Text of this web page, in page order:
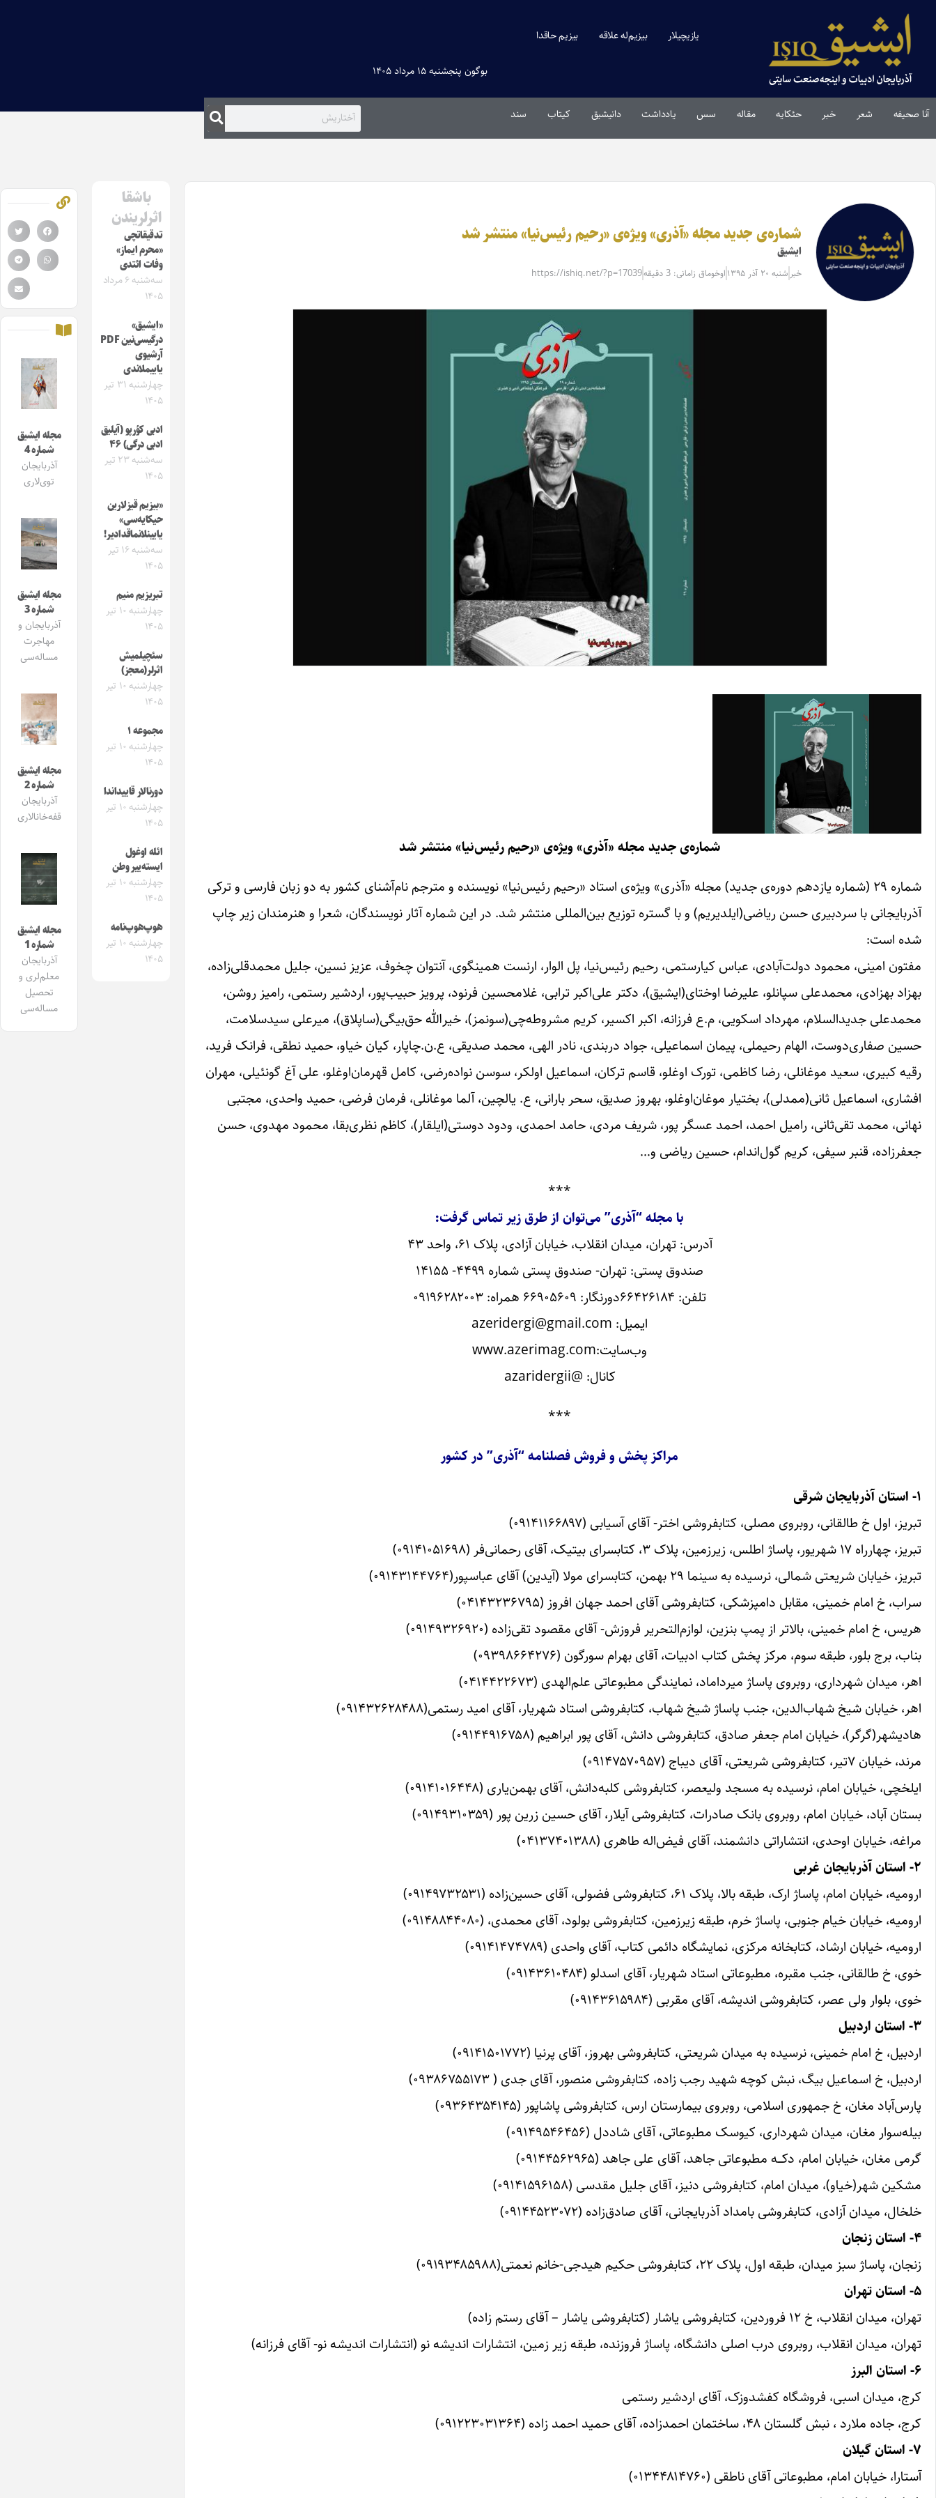
یازیچیلار بیزیم‌له علاقه بیزیم حاقدا
بوگون پنجشنبه ۱۵ مرداد ۱۴۰۵
آنا صحیفه شعر خبر حئکایه مقاله‌ سس یادداشت دانیشیق کیتاب سند
شماره‌ی جدید مجله «آذری» ویژه‌ی «رحیم رئیس‌نیا» منتشر شد
ایشیق
خبر شنبه ۲۰ آذر ۱۳۹۵ اوخوماق زامانی: 3 دقیقه https://ishiq.net/?p=17039
شماره‌ی جدید مجله «آذری» ویژه‌ی «رحیم رئیس‌نیا» منتشر شد
شماره ۲۹ (شماره یازدهم دوره‌ی جدید) مجله «آذری» ویژه‌ی استاد «رحیم رئیس‌نیا» نویسنده و مترجم نام‌آشنای کشور به دو زبان فارسی و ترکی
آذربایجانی با سردبیری حسن ریاضی(ایلدیریم) و با گستره توزیع بین‌المللی منتشر شد. در این شماره‌ آثار نویسندگان، شعرا و هنرمندان زیر چاپ
شده است:
مفتون امینی، محمود دولت‌آبادی، عباس کیارستمی، رحیم رئیس‌نیا، پل الوار، ارنست همینگوی، آنتوان چخوف، عزیز نسین، جلیل محمدقلی‌زاده،
بهزاد بهزادی، محمدعلی سپانلو، علیرضا اوختای(ایشیق)، دکتر علی‌اکبر ترابی، غلامحسین فرنود، پرویز حبیب‌پور، اردشیر رستمی، رامیز روشن،
محمدعلی جدیدالسلام، مهرداد اسکویی، م.ع فرزانه، اکبر اکسیر، کریم مشروطه‌چی(سونمز)، خیرالله حق‌بیگی(ساپلاق)، میرعلی سیدسلامت،
حسین صفاری‌دوست، الهام رحیملی، پیمان اسماعیلی، جواد دربندی، نادر الهی، محمد صدیقی، ع.ن.چاپار، کیان خیاو، حمید نطقی، فرانک فرید،
رقیه کبیری، سعید موغانلی، رضا کاظمی، تورک اوغلو، قاسم ترکان، اسماعیل اولکر، سوسن نواده‌رضی، کامل قهرمان‌اوغلو، علی آغ گونئیلی، مهران
افشاری، اسماعیل ثانی(ممدلی)، بختیار موغان‌اوغلو، بهروز صدیق، سحر بارانی، ع. یالچین، آلما موغانلی، فرمان فرضی، حمید واحدی، مجتبی
نهانی، محمد تقی‌ثانی، رامیل احمد، احمد عسگر پور، شریف مردی، حامد احمدی، ودود دوستی(ایلقار)، کاظم نظری‌بقا، محمود مهدوی، حسن
جعفرزاده، قنبر سیفی، کریم گول‌اندام، حسین ریاضی و…
***
با مجله “آذری” می‌توان از طرق زیر تماس گرفت:
آدرس: تهران، میدان انقلاب، خیابان آزادی، پلاک ۶۱، واحد ۴۳
صندوق پستی: تهران- صندوق پستی شماره ۴۴۹۹- ۱۴۱۵۵
تلفن‌: ۶۶۴۲۶۱۸۴دورنگار: ۶۶۹۰۵۶۰۹ همراه: ۰۹۱۹۶۲۸۲۰۰۳
ایمیل: azeridergi@gmail.com
وب‌سایت:www.azerimag.com
کانال: @azaridergii
***
مراکز پخش و فروش فصلنامه “آذری” در کشور
۱- استان آذربایجان شرقی
تبریز، اول خ طالقانی، روبروی مصلی، کتابفروشی اختر- آقای آسیابی (۰۹۱۴۱۱۶۶۸۹۷)
تبریز، چهارراه ۱۷ شهریور، پاساژ اطلس، زیرزمین، پلاک ۳، کتابسرای بیتیک، آقای رحمانی‌فر (۰۹۱۴۱۰۵۱۶۹۸)
تبریز، خیابان شریعتی شمالی، نرسیده به سینما ۲۹ بهمن، کتابسرای مولا (آیدین) آقای عباسپور(۰۹۱۴۳۱۴۴۷۶۴)
سراب، خ امام خمینی، مقابل دامپزشکی، کتابفروشی آقای احمد جهان افروز (۰۴۱۴۳۲۳۶۷۹۵)
هریس، خ امام خمینی، بالاتر از پمپ بنزین، لوازم‌التحریر فروزش- آقای مقصود تقی‌زاده (۰۹۱۴۹۳۲۶۹۲۰)
بناب، برج بلور، طبقه سوم، مرکز پخش کتاب ادبیات، آقای بهرام سورگون (۰۹۳۹۸۶۶۴۲۷۶)
اهر، میدان شهرداری، روبروی پاساژ میرداماد، نمایندگی مطبوعاتی علم‌الهدی (۰۴۱۴۴۲۲۶۷۳)
اهر، خیابان شیخ شهاب‌الدین، جنب پاساژ شیخ شهاب، کتابفروشی استاد شهریار، آقای امید رستمی(۰۹۱۴۳۲۶۲۸۴۸۸)
هادیشهر(گرگر)، خیابان امام جعفر صادق، کتابفروشی دانش، آقای پور ابراهیم (۰۹۱۴۴۹۱۶۷۵۸)
مرند، خیابان ۷تیر، کتابفروشی شریعتی، آقای دیباج (۰۹۱۴۷۵۷۰۹۵۷)
ایلخچی، خیابان امام، نرسیده به مسجد ولیعصر، کتابفروشی کلبه‌دانش، آقای بهمن‌یاری (۰۹۱۴۱۰۱۶۴۴۸)
بستان آباد، خیابان امام، روبروی بانک صادرات، کتابفروشی آیلار، آقای حسین زرین پور (۰۹۱۴۹۳۱۰۳۵۹)
مراغه، خیابان اوحدی، انتشاراتی دانشمند، آقای فیض‌اله طاهری (۰۴۱۳۷۴۰۱۳۸۸)
۲- استان آذربایجان غربی
ارومیه، خیابان امام، پاساژ ارک، طبقه بالا، پلاک ۶۱، کتابفروشی فضولی، آقای حسین‌زاده (۰۹۱۴۹۷۳۲۵۳۱)
ارومیه، خیابان خیام جنوبی، پاساژ خرم، طبقه زیرزمین، کتابفروشی بولود، آقای محمدی، (۰۹۱۴۸۸۴۴۰۸۰)
ارومیه، خیابان ارشاد، کتابخانه مرکزی، نمایشگاه دائمی کتاب، آقای واحدی (۰۹۱۴۱۴۷۴۷۸۹)
خوی، خ طالقانی، جنب مقبره، مطبوعاتی استاد شهریار، آقای اسدلو (۰۹۱۴۳۶۱۰۴۸۴)
خوی، بلوار ولی عصر، کتابفروشی اندیشه، آقای مقربی (۰۹۱۴۳۶۱۵۹۸۴)
۳- استان اردبیل
اردبیل، خ امام خمینی، نرسیده به میدان شریعتی، کتابفروشی بهروز، آقای پرنیا (۰۹۱۴۱۵۰۱۷۷۲)
اردبیل، خ اسماعیل بیگ، نبش کوچه شهید رجب زاده، کتابفروشی منصور، آقای جدی ( ۰۹۳۸۶۷۵۵۱۷۳)
پارس‌آباد مغان، خ جمهوری اسلامی، روبروی بیمارستان ارس، کتابفروشی پاشاپور (۰۹۳۶۴۳۵۴۱۴۵)
بیله‌سوار مغان، میدان شهرداری، کیوسک مطبوعاتی، آقای شاد‌دل (۰۹۱۴۹۵۴۶۴۵۶)
گرمی‌ مغان، خیابان امام، دکـــه مطبوعاتی جاهد، آقای علی جاهد (۰۹۱۴۴۵۶۲۹۶۵)
مشکین شهر(خیاو)، میدان امام، کتابفروشی دنیز، آقای جلیل مقدسی (۰۹۱۴۱۵۹۶۱۵۸)
خلخال، میدان آزادی، کتابفروشی بامداد آذربایجانی، آقای صادق‌زاده (۰۹۱۴۴۵۲۳۰۷۲)
۴- استان زنجان
زنجان، پاساژ سبز میدان، طبقه اول، پلاک ۲۲، کتابفروشی حکیم هیدجی-خانم نعمتی(۰۹۱۹۳۴۸۵۹۸۸)
۵- استان تهران
تهران، میدان انقلاب، خ ۱۲ فروردین، کتابفروشی یاشار (کتابفروشی یاشار – آقای رستم زاده)
تهران، میدان انقلاب، روبروی درب اصلی دانشگاه، پاساژ فروزنده، طبقه زیر زمین، انتشارات اندیشه نو (انتشارات اندیشه نو- آقای فرزانه)
۶- استان البرز
کرج، میدان اسبی، فروشگاه کفشدوزک، آقای اردشیر رستمی
کرج، جاده ملارد ، نبش گلستان ۴۸، ساختمان احمدزاده، آقای حمید احمد زاده (۰۹۱۲۲۳۰۳۱۳۶۴)
۷- استان گیلان
آستارا، خیابان امام، مطبوعاتی آقای ناطقی (۰۱۳۴۴۸۱۴۷۶۰)
باشقا
اثرلریندن
تدقیقاتچی
«محرم ایماز»
وفات ائتدی
سه‌شنبه ۶ مرداد
۱۴۰۵
«ایشیق»
درگیسی‌نین PDF
آرشیوی
یاییملاندی
چهارشنبه ۳۱ تیر
۱۴۰۵
ادبی کؤرپو (آیلیق
ادبی درگی) ۴۶
سه‌شنبه ۲۳ تیر
۱۴۰۵
«بیزیم قیزلارین
حیکایه‌سی»
یایینلانماقدادیر!
سه‌شنبه ۱۶ تیر
۱۴۰۵
تبریزیم منیم
چهارشنبه ۱۰ تیر
۱۴۰۵
سئچیلمیش
اثرلر(معجز)
چهارشنبه ۱۰ تیر
۱۴۰۵
مجموعه ۱
چهارشنبه ۱۰ تیر
۱۴۰۵
دورنالار قاییداندا
چهارشنبه ۱۰ تیر
۱۴۰۵
ائله اوغول
ایسته‌ییر وطن
چهارشنبه ۱۰ تیر
۱۴۰۵
هوپ‌هوپ‌نامه
چهارشنبه ۱۰ تیر
۱۴۰۵
مجله ایشیق
شماره 4
آذربایجان
توی‌لاری
مجله ایشیق
شماره 3
آذربایجان و
مهاجرت
مساله‌سی
مجله ایشیق
شماره 2
آذربایجان
قفه‌خانالاری
مجله ایشیق
شماره 1
آذربایجان
معلم‌لری و
تحصیل
مساله‌سی